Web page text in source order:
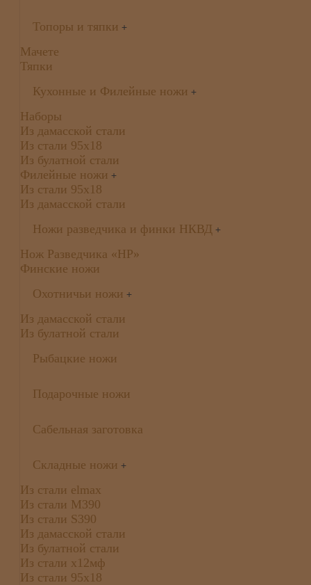
Топоры и тяпки +
Мачете
Тяпки
Кухонные и Филейные ножи +
Наборы
Из дамасской стали
Из стали 95х18
Из булатной стали
Филейные ножи +
Из стали 95х18
Из дамасской стали
Ножи разведчика и финки НКВД +
Нож Разведчика «НР»
Финские ножи
Охотничьи ножи +
Из дамасской стали
Из булатной стали
Рыбацкие ножи
Подарочные ножи
Сабельная заготовка
Складные ножи +
Из стали elmax
Из стали М390
Из стали S390
Из дамасской стали
Из булатной стали
Из стали х12мф
Из стали 95х18